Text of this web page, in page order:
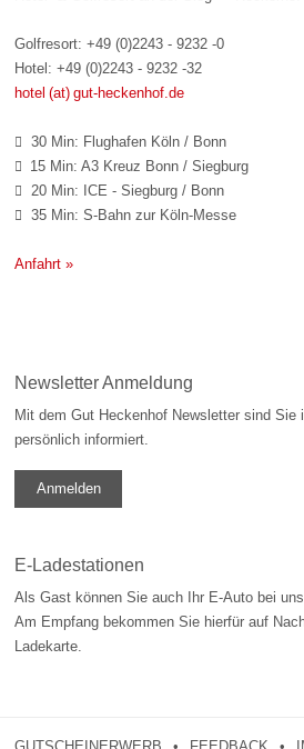
Golfresort: +49 (0)2243 - 9232 -0
Hotel: +49 (0)2243 - 9232 -32
hotel (at) gut-heckenhof.de
 30 Min: Flughafen Köln / Bonn
 15 Min: A3 Kreuz Bonn / Siegburg
 20 Min: ICE - Siegburg / Bonn
 35 Min: S-Bahn zur Köln-Messe
Anfahrt »
Newsletter Anmeldung
Mit dem Gut Heckenhof Newsletter sind Sie
persönlich informiert.
Anmelden
E-Ladestationen
Als Gast können Sie auch Ihr E-Auto bei uns
Am Empfang bekommen Sie hierfür auf
Ladekarte.